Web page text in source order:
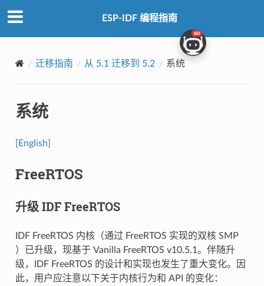
ESP-IDF 编程指南
迁移指南 从 5.1 迁移到 5.2 系统
系统
[English]
FreeRTOS
升级 IDF FreeRTOS
IDF FreeRTOS 内核（通过 FreeRTOS 实现的双核 SMP
）已升级，现基于 Vanilla FreeRTOS v10.5.1。伴随升
级，IDF FreeRTOS 的设计和实现也发生了重大变化。因
此，用户应注意以下关于内核行为和 API 的变化：